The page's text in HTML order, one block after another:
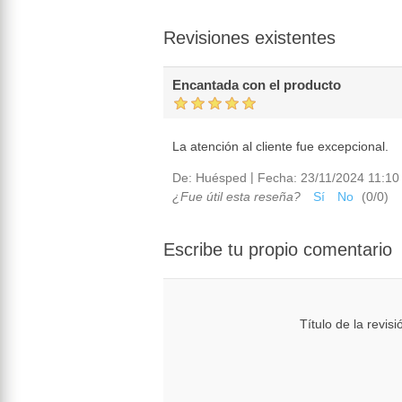
Revisiones existentes
Encantada con el producto
La atención al cliente fue excepcional.
De: Huésped | Fecha: 23/11/2024 11:10
¿Fue útil esta reseña?
Sí No (0/0)
Escribe tu propio comentario
Título de la